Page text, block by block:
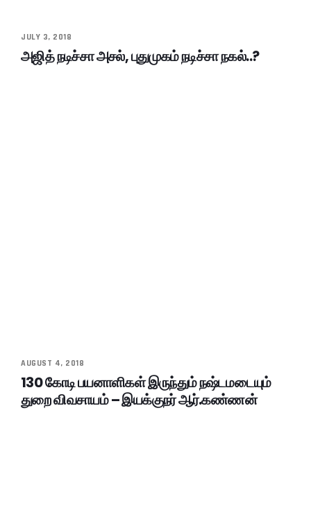
JULY 3, 2018
அஜித் நடிச்சா அசல், புதுமுகம் நடிச்சா நகல்..?
AUGUST 4, 2018
130 கோடி பயனாளிகள் இருந்தும் நஷ்டமடையும்
துறை விவசாயம் – இயக்குநர் ஆர்.கண்ணன்